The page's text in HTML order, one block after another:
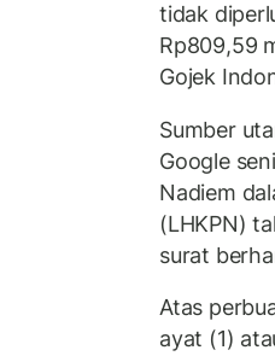
tidak
Rp809,59
Gojek
Sumber
Google
Nadiem
(LHKPN)
surat
Atas
ayat (1)